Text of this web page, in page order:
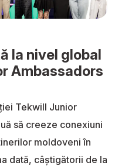
la nivel global
Ambassadors
Tekwill Junior
să creeze conexiuni
moldoveni în
dată, câștigătorii de la